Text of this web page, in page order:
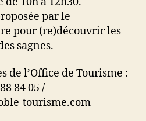
par le
pour (re)découvrir les
sagnes.
de l’Office de Tourisme :
84 05 /
tourisme.com